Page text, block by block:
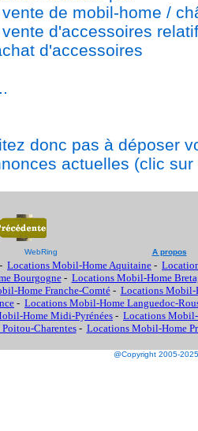
de mobil-home /
d'accessoires
d'accessoires
donc pas à déposer
actuelles (clic sur
WebRing A propos
- Locations Mobil-Home Aquitaine -
Bourgogne- Locations Mobil-Home
Home Franche-Comté- Locations Mobil-
- Locations Mobil-Home Languedoc-
Home Midi-Pyrénées - Locations Mobil-
Charentes- Locations Mobil-Home
@Copyright 2005-